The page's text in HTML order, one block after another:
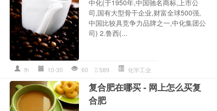
中化(于1950年,中国驰名商标,上市公
司,国有大型骨干企业,财富全球500强,
中国比较具竞争力品牌之一,中化集团公
司) 2.鲁西(...
fh 10-30 60 589 化学工业
复合肥在哪买 - 网上怎么买复
合肥